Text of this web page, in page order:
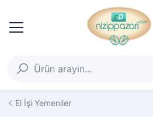
El İşi Yemeniler